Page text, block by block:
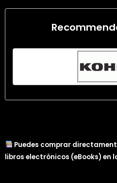
Puedes comprar
libros electrónicos (eBooks) en